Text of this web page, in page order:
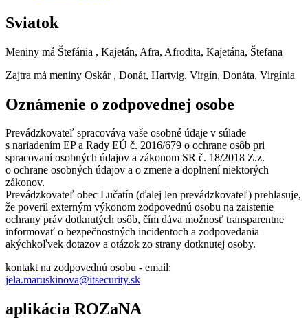
Sviatok
Meniny má Štefánia , Kajetán, Afra, Afrodita, Kajetána, Štefana
Zajtra má meniny Oskár , Donát, Hartvig, Virgín, Donáta, Virgínia
Oznámenie o zodpovednej osobe
Prevádzkovateľ spracováva vaše osobné údaje v súlade
s nariadením EP a Rady EÚ č. 2016/679 o ochrane osôb pri
spracovaní osobných údajov a zákonom SR č. 18/2018 Z.z.
o ochrane osobných údajov a o zmene a doplnení niektorých
zákonov.
Prevádzkovateľ obec Lučatín (ďalej len prevádzkovateľ) prehlasuje,
že poveril externým výkonom zodpovednú osobu na zaistenie
ochrany práv dotknutých osôb, čím dáva možnosť transparentne
informovať o bezpečnostných incidentoch a zodpovedania
akýchkoľvek dotazov a otázok zo strany dotknutej osoby.
kontakt na zodpovednú osobu - email:
jela.maruskinova@itsecurity.sk
aplikácia ROZaNA